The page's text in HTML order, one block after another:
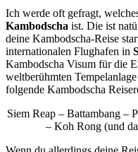
Ich werde oft gefragt,
Kambodscha ist. Die ist
deine Kambodscha-Reise
internationalen Flughafen in
Kambodscha Visum für die
weltberühmten
folgende Kambodscha
Siem Reap – Battambang –
– Koh Rong (und